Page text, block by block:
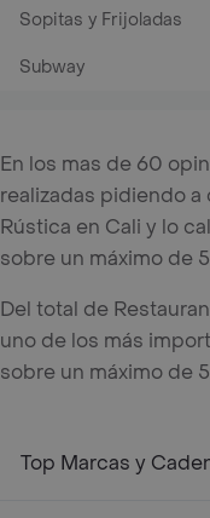
Sopitas y Frijoladas
Subway
En los mas de 60
realizadas pidiendo
Rústica en Cali y lo
sobre un máximo de
Del total de
uno de los más
sobre un máximo de
Top Marcas y